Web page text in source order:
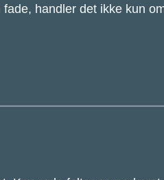
handler det ikke kun